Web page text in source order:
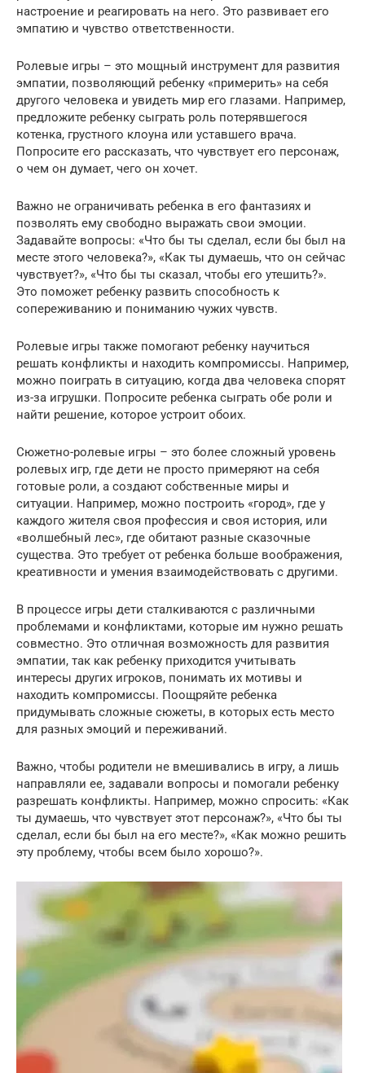
настроение и реагировать на него. Это развивает его
эмпатию и чувство ответственности.
Ролевые игры – это мощный инструмент для развития
эмпатии, позволяющий ребенку «примерить» на себя
другого человека и увидеть мир его глазами. Например,
предложите ребенку сыграть роль потерявшегося
котенка, грустного клоуна или уставшего врача.
Попросите его рассказать, что чувствует его персонаж,
о чем он думает, чего он хочет.
Важно не ограничивать ребенка в его фантазиях и
позволять ему свободно выражать свои эмоции.
Задавайте вопросы: «Что бы ты сделал, если бы был на
месте этого человека?», «Как ты думаешь, что он сейчас
чувствует?», «Что бы ты сказал, чтобы его утешить?».
Это поможет ребенку развить способность к
сопереживанию и пониманию чужих чувств.
Ролевые игры также помогают ребенку научиться
решать конфликты и находить компромиссы. Например,
можно поиграть в ситуацию, когда два человека спорят
из-за игрушки. Попросите ребенка сыграть обе роли и
найти решение, которое устроит обоих.
Сюжетно-ролевые игры – это более сложный уровень
ролевых игр, где дети не просто примеряют на себя
готовые роли, а создают собственные миры и
ситуации. Например, можно построить «город», где у
каждого жителя своя профессия и своя история, или
«волшебный лес», где обитают разные сказочные
существа. Это требует от ребенка больше воображения,
креативности и умения взаимодействовать с другими.
В процессе игры дети сталкиваются с различными
проблемами и конфликтами, которые им нужно решать
совместно. Это отличная возможность для развития
эмпатии, так как ребенку приходится учитывать
интересы других игроков, понимать их мотивы и
находить компромиссы. Поощряйте ребенка
придумывать сложные сюжеты, в которых есть место
для разных эмоций и переживаний.
Важно, чтобы родители не вмешивались в игру, а лишь
направляли ее, задавали вопросы и помогали ребенку
разрешать конфликты. Например, можно спросить: «Как
ты думаешь, что чувствует этот персонаж?», «Что бы ты
сделал, если бы был на его месте?», «Как можно решить
эту проблему, чтобы всем было хорошо?».